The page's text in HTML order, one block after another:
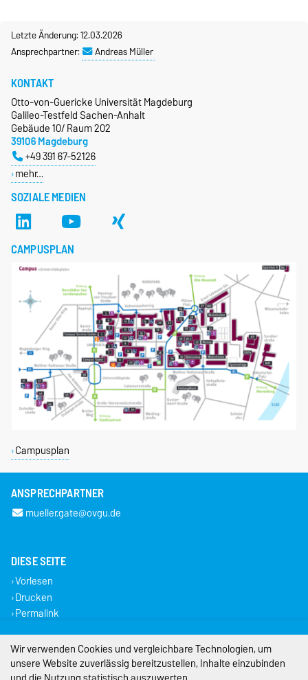
Letzte Änderung: 12.03.2026
Ansprechpartner:
Andreas Müller
SOZIALE MEDIEN
KONTAKT
Otto-von-Guericke Universität Magdeburg
Galileo-Testfeld Sachen-Anhalt
Gebäude 10/ Raum 202
39106 Magdeburg
+49 391 67-52126
mehr…
CAMPUSPLAN
Campusplan
ANSPRECHPARTNER
mueller.gate@ovgu.de
DIESE SEITE
Vorlesen
Drucken
Permalink
Impressum
Datenschutz
Wir verwenden Cookies und vergleichbare Technologien, um
unsere Website zuverlässig bereitzustellen, Inhalte einzubinden